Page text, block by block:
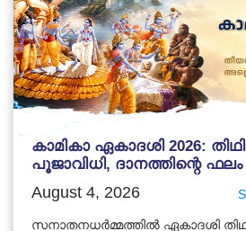
കാമികാ ഏകാദശി 2026:
പൂജാവിധി, ദാനത്തിന്റെ ഫലം
August 4, 2026
സനാതനധർമ്മത്തിൽ ഏകാദശി